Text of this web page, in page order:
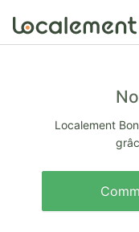
Localement